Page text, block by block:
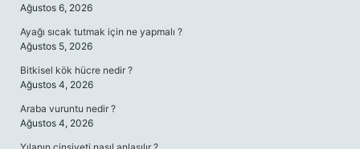
Ağustos 6, 2026
Ayağı sıcak tutmak için ne yapmalı ?
Ağustos 5, 2026
Bitkisel kök hücre nedir ?
Ağustos 4, 2026
Araba vuruntu nedir ?
Ağustos 4, 2026